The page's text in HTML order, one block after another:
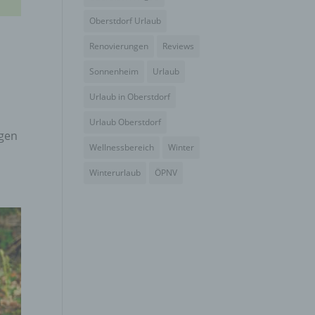
Oberstdorf Urlaub
Renovierungen Reviews
Sonnenheim Urlaub
Urlaub in Oberstdorf
Urlaub Oberstdorf
Wellnessbereich Winter
Winterurlaub ÖPNV